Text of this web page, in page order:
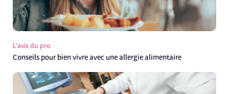
L'avis du pro
Conseils pour bien vivre avec une allergie alimentaire